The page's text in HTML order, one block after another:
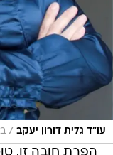
עו"ד גלית דורון יעקב /